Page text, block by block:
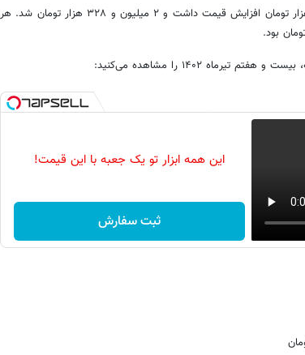
در این میان، هر گرم طلای ۱۸عیار در بازار ۲ هزار تومان افزایش قیمت داشت و ۲ میلیون و ۳۲۸ هزار تومان شد. هر
۱۴۰۲ را مشاهده می‌کنید:
این همه ابزار تو یک جعبه با این قیمت!
ثبت سفارش